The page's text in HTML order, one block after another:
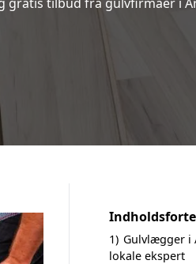
1) Gulvlægger i
lokale ekspert